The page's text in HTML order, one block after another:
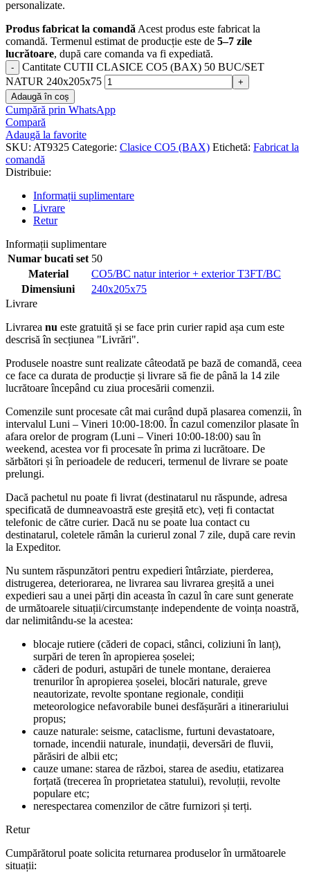
personalizate.
Produs fabricat la comandă Acest produs este fabricat la
comandă. Termenul estimat de producție este de 5–7 zile
lucrătoare, după care comanda va fi expediată.
Cantitate CUTII CLASICE CO5 (BAX) 50 BUC/SET
NATUR 240x205x75
Adaugă în coș
Cumpără prin WhatsApp
Compară
Adaugă la favorite
SKU: AT9325 Categorie: Clasice CO5 (BAX) Etichetă: Fabricat la
comandă
Distribuie:
Informații suplimentare
Livrare
Retur
Informații suplimentare
Numar bucati set 50
Material
CO5/BC natur interior + exterior T3FT/BC
Dimensiuni
240x205x75
Livrare
Livrarea nu este gratuită și se face prin curier rapid așa cum este
descrisă în secțiunea "Livrări".
Produsele noastre sunt realizate câteodată pe bază de comandă, ceea
ce face ca durata de producție și livrare să fie de până la 14 zile
lucrătoare începând cu ziua procesării comenzii.
Comenzile sunt procesate cât mai curând după plasarea comenzii, în
intervalul Luni – Vineri 10:00-18:00. În cazul comenzilor plasate în
afara orelor de program (Luni – Vineri 10:00-18:00) sau în
weekend, acestea vor fi procesate în prima zi lucrătoare. De
sărbători și în perioadele de reduceri, termenul de livrare se poate
prelungi.
Dacă pachetul nu poate fi livrat (destinatarul nu răspunde, adresa
specificată de dumneavoastră este greșită etc), veți fi contactat
telefonic de către curier. Dacă nu se poate lua contact cu
destinatarul, coletele rămân la curierul zonal 7 zile, după care revin
la Expeditor.
Nu suntem răspunzători pentru expedieri întârziate, pierderea,
distrugerea, deteriorarea, ne livrarea sau livrarea greșită a unei
expedieri sau a unei părți din aceasta în cazul în care sunt generate
de următoarele situații/circumstanțe independente de voința noastră,
dar nelimitându-se la acestea:
blocaje rutiere (căderi de copaci, stânci, coliziuni în lanț),
surpări de teren în apropierea șoselei;
căderi de poduri, astupări de tunele montane, deraierea
trenurilor în apropierea șoselei, blocări naturale, greve
neautorizate, revolte spontane regionale, condiții
meteorologice nefavorabile bunei desfășurări a itinerariului
propus;
cauze naturale: seisme, cataclisme, furtuni devastatoare,
tornade, incendii naturale, inundații, deversări de fluvii,
părăsiri de albii etc;
cauze umane: starea de război, starea de asediu, etatizarea
forțată (trecerea în proprietatea statului), revoluții, revolte
populare etc;
nerespectarea comenzilor de către furnizori și terți.
Retur
Cumpărătorul poate solicita returnarea produselor în următoarele
situații: